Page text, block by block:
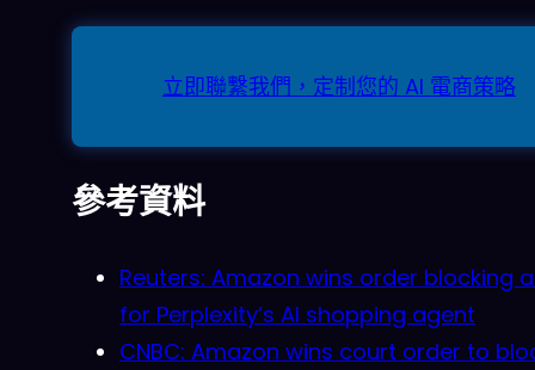
立即聯繫我們，定制您的 AI 電商策略
參考資料
Reuters: Amazon wins order blocking
for Perplexity’s AI shopping agent
CNBC: Amazon wins court order to